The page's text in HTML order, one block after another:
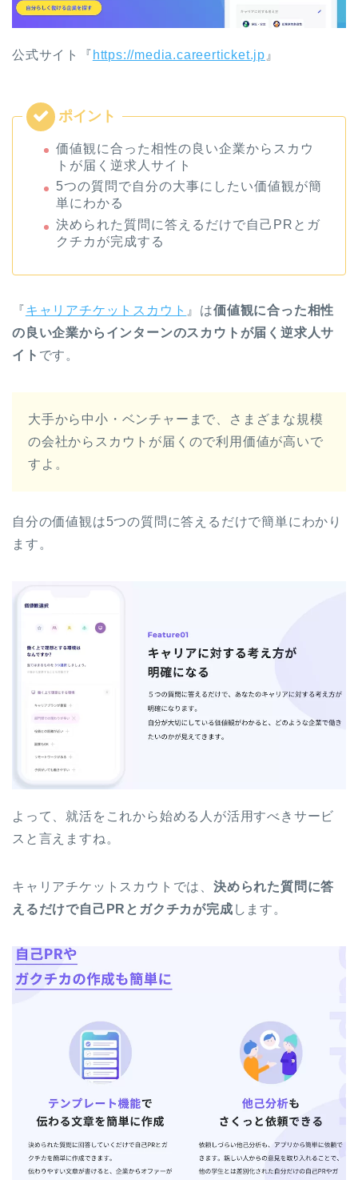
公式サイト『 https://media.careerticket.jp 』
価値観に合った相性の良い企業からスカウ
トが届く逆求人サイト
5つの質問で自分の大事にしたい価値観が簡
単にわかる
決められた質問に答えるだけで自己PRとガ
クチカが完成する
『キャリアチケットスカウト 』は価値観に合った相性
の良い企業からインターンのスカウトが届く逆求人サ
イト です。
大手から中小・ベンチャーまで、さまざまな規模
の会社からスカウトが届くので利用価値が高いで
すよ。
自分の価値観は5つの質問に答えるだけで簡単にわかり
ます。
よって、就活をこれから始める人が活用すべきサービ
スと言えますね。
キャリアチケットスカウトでは、 決められた質問に答
えるだけで自己PRとガクチカが完成 します。